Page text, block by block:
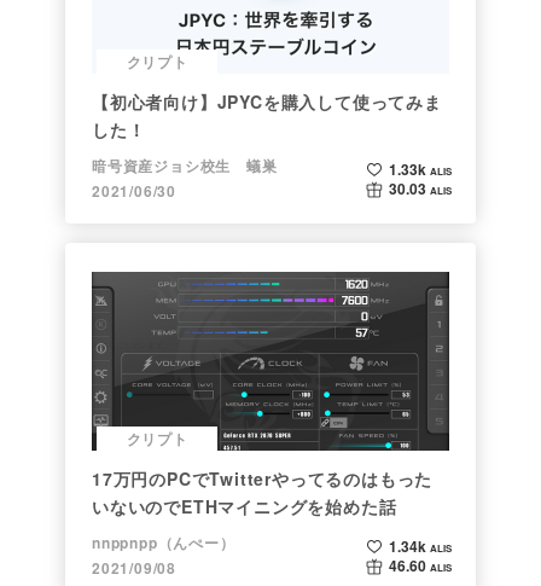
クリプト
【初心者向け】JPYCを購入して使ってみま
した！
暗号資産ジョシ校生 蟻巣
2021/06/30
1.33k ALIS
30.03 ALIS
クリプト
17万円のPCでTwitterやってるのはもった
いないのでETHマイニングを始めた話
nnppnpp（んぺー）
2021/09/08
1.34k ALIS
46.60 ALIS